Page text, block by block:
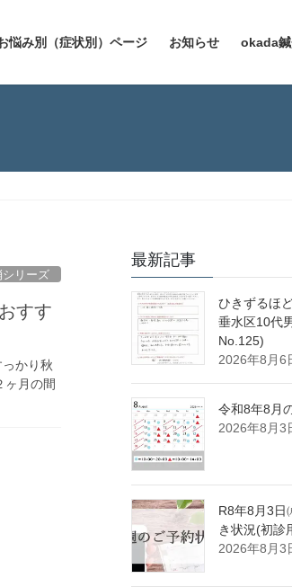
悩み別（症状別）ページ お知らせ okada鍼
リーズ
すす
かり秋
ヶ月の間
最新記事
ひきずるほ
垂水区10代
No.125)
2026年8月6
令和8年8月
2026年8月3
R8年8月3日
き状況(初診
2026年8月3